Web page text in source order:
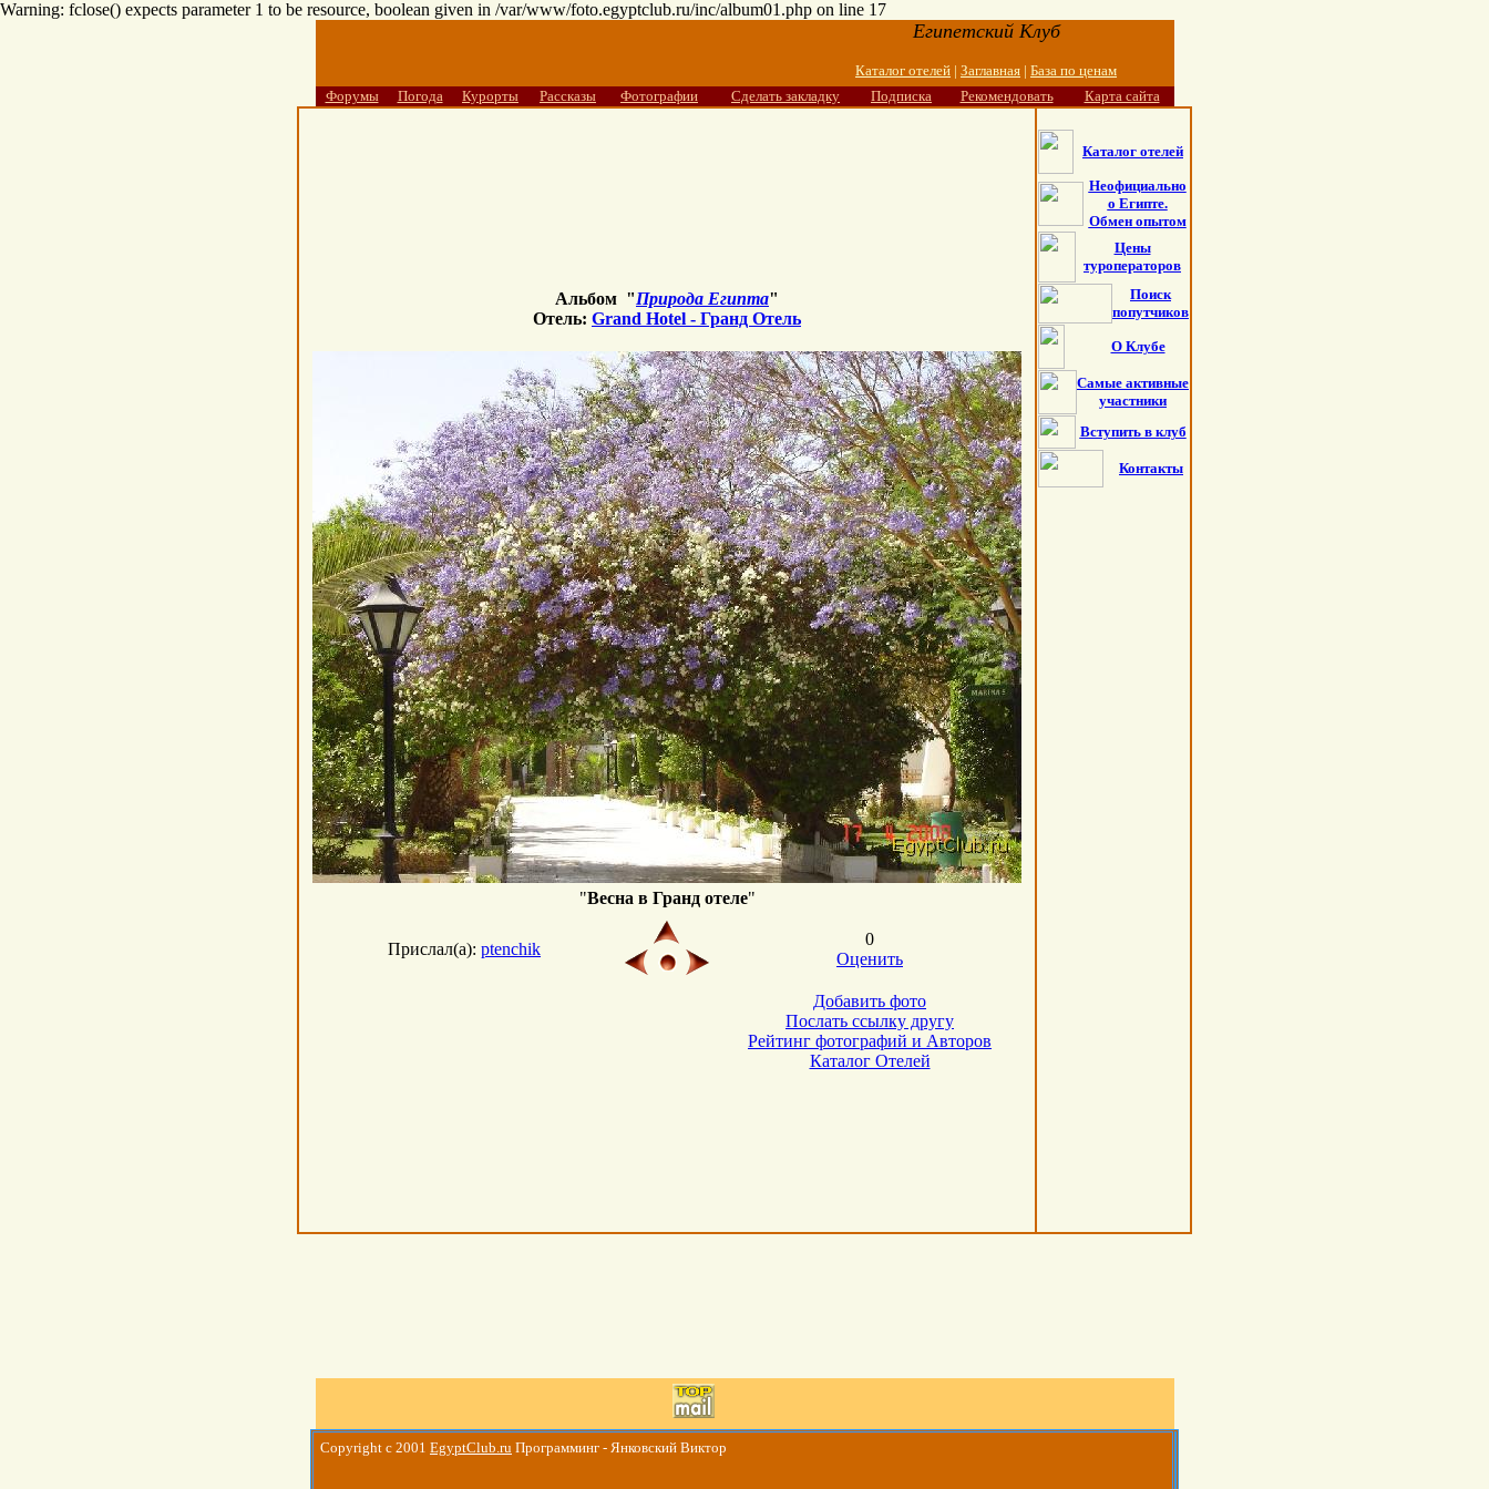
Warning: fclose() expects parameter 1 to be resource, boolean given in /var/www/foto.egyptclub.ru/inc/album01.php on line 17
Египетский Клуб
Каталог отелей | Заглавная | База по ценам
Форумы
Погода Курорты Рассказы Фотографии Сделать закладку Подписка Рекомендовать Карта сайта
Альбом "Природа Египта"
Отель: Grand Hotel - Гранд Отель
"Весна в Гранд отеле"
Прислал(а): ptenchik
0
Оценить
Добавить фото
Послать ссылку другу
Рейтинг фотографий и Авторов
Каталог Отелей
Каталог отелей
Неофициально
о Египте.
Обмен опытом
Цены
туроператоров
Поиск
попутчиков
О Клубе
Самые активные
участники
Вступить в клуб
Контакты
Copyright c 2001 EgyptClub.ru Программинг - Янковский Виктор